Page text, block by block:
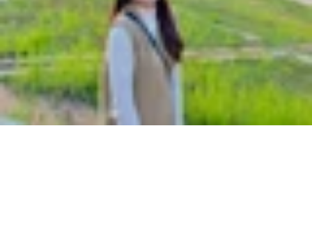
Ngày đăng:
25/06/2025
Cập nhật:
25/06/2025
Theo dõi XTMobile trên